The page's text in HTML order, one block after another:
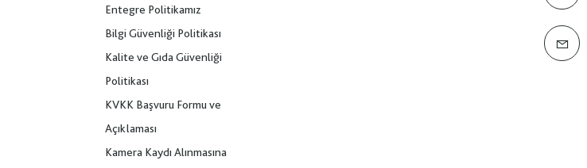
Entegre Politikamız
Bilgi Güvenliği Politikası
Kalite ve Gıda Güvenliği
Politikası
KVKK Başvuru Formu ve
Açıklaması
Kamera Kaydı Alınmasına